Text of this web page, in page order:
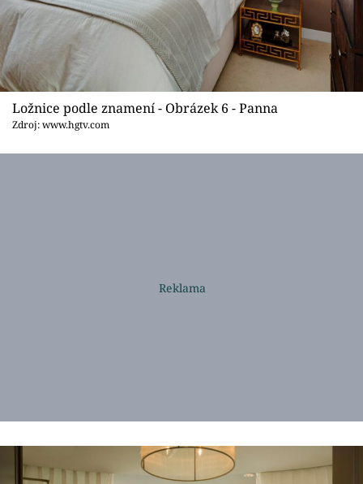
Ložnice podle znamení - Obrázek 6 - Panna
Zdroj: www.hgtv.com